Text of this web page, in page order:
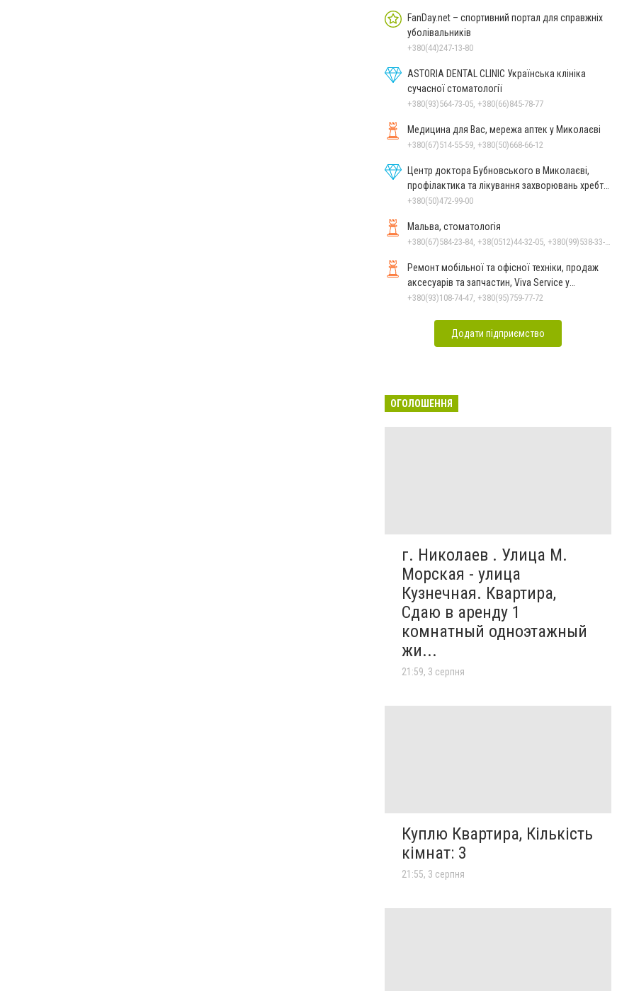
FanDay.net – спортивний портал для справжніх
уболівальників
+380(44)247-13-80
ASTORIA DENTAL CLINIC Українська клініка
сучасної стоматології
+380(93)564-73-05, +380(66)845-78-77
Медицина для Вас, мережа аптек у Миколаєві
+380(67)514-55-59, +380(50)668-66-12
Центр доктора Бубновського в Миколаєві,
профілактика та лікування захворювань хребта
і суглобів
+380(50)472-99-00
Мальва, стоматологія
Ремонт мобільної та офісної техніки, продаж
аксесуарів та запчастин, Viva Service у
Миколаєві
+380(93)108-74-47, +380(95)759-77-72
Додати підприємство
ОГОЛОШЕННЯ
г. Николаев . Улица М.
Морская - улица
Кузнечная. Квартира,
Сдаю в аренду 1
комнатный одноэтажный
жи...
21:59, 3 серпня
Куплю Квартира, Кількість
кімнат: 3
21:55, 3 серпня